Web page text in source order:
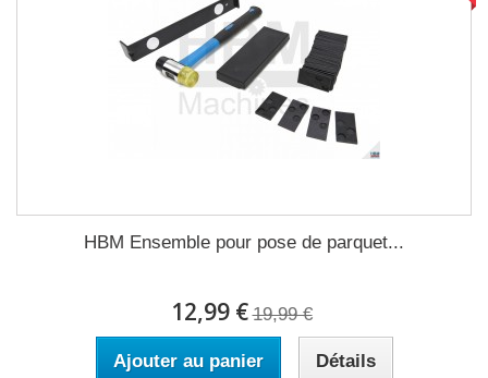
HBM Ensemble pour pose de parquet...
12,99 € 19,99 €
Ajouter au panier Détails